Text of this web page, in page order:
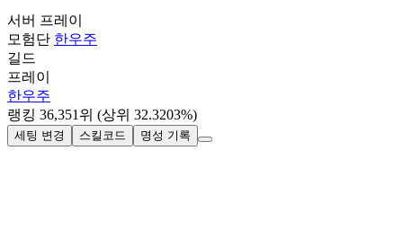
서버 프레이
모험단 한우주
길드
프레이
한우주
랭킹 36,351 위 (상위 32.3203%)
세팅 변경 스킬코드 명성 기록